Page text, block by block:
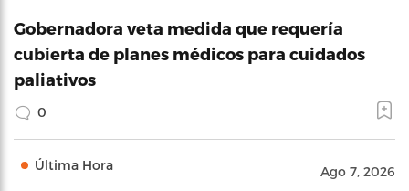
Gobernadora veta medida que requería
cubierta de planes médicos para cuidados
paliativos
0
Última Hora Ago 7, 2026